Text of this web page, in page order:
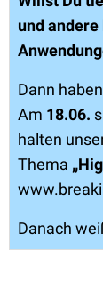
und
Dann
Am 18.06.
halten
Thema
Danach